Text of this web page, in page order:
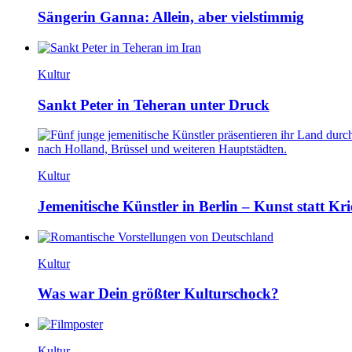
Sängerin Ganna: Allein, aber vielstimmig
Kultur
Sankt Peter in Teheran unter Druck
Kultur
Jemenitische Künstler in Berlin – Kunst statt
Kultur
Was war Dein größter Kulturschock?